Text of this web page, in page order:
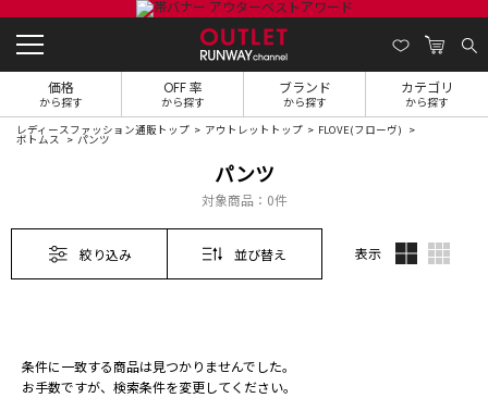
価格
から探す
OFF 率
から探す
ブランド
から探す
カテゴリ
から探す
レディースファッション通販トップ アウトレットトップ FLOVE(フローヴ)
ボトムス パンツ
パンツ
対象商品： 0件
絞り込み 並び替え 表示
条件に一致する商品は見つかりませんでした。
お手数ですが、検索条件を変更してください。